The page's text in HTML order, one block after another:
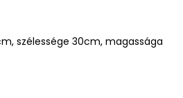
szélessége 30cm, magassága